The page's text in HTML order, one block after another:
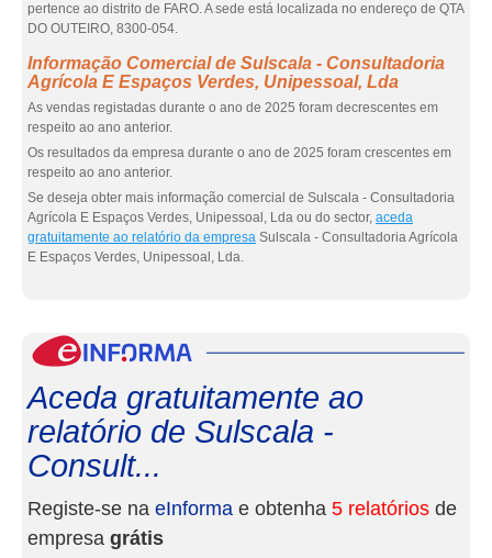
pertence ao distrito de FARO. A sede está localizada no endereço de QTA
DO OUTEIRO, 8300-054.
Informação Comercial de Sulscala - Consultadoria
Agrícola E Espaços Verdes, Unipessoal, Lda
As vendas registadas durante o ano de 2025 foram decrescentes em
respeito ao ano anterior.
Os resultados da empresa durante o ano de 2025 foram crescentes em
respeito ao ano anterior.
Se deseja obter mais informação comercial de Sulscala - Consultadoria
Agrícola E Espaços Verdes, Unipessoal, Lda ou do sector, aceda
gratuitamente ao relatório da empresa Sulscala - Consultadoria Agrícola
E Espaços Verdes, Unipessoal, Lda.
Aceda gratuitamente ao
relatório de Sulscala -
Consult...
Registe-se na eInforma e obtenha 5 relatórios de
empresa grátis